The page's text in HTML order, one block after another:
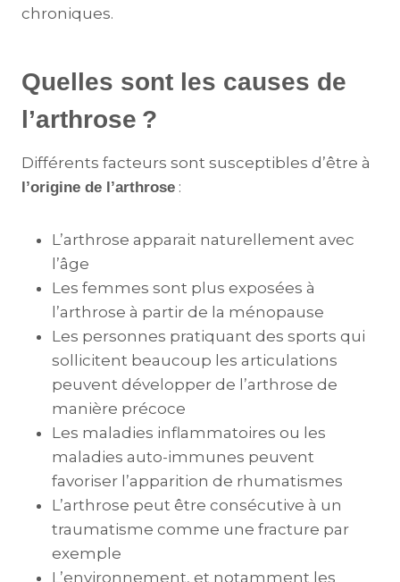
chroniques.
Quelles sont les causes de
l’arthrose ?
Différents facteurs sont susceptibles d’être à
l’origine de l’arthrose :
L’arthrose apparait naturellement avec
l’âge
Les femmes sont plus exposées à
l’arthrose à partir de la ménopause
Les personnes pratiquant des sports qui
sollicitent beaucoup les articulations
peuvent développer de l’arthrose de
manière précoce
Les maladies inflammatoires ou les
maladies auto-immunes peuvent
favoriser l’apparition de rhumatismes
L’arthrose peut être consécutive à un
traumatisme comme une fracture par
exemple
L’environnement, et notamment les